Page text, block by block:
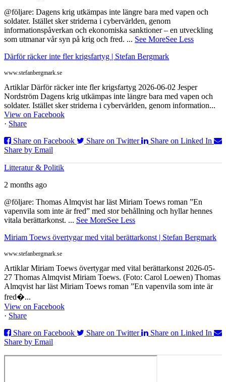
@följare: Dagens krig utkämpas inte längre bara med vapen och
soldater. Istället sker striderna i cybervärlden, genom
informationspåverkan och ekonomiska sanktioner – en utveckling
som utmanar vår syn på krig och fred. ... See MoreSee Less
Därför räcker inte fler krigsfartyg | Stefan Bergmark
www.stefanbergmark.se
Artiklar Därför räcker inte fler krigsfartyg 2026-06-02 Jesper
Nordström Dagens krig utkämpas inte längre bara med vapen och
soldater. Istället sker striderna i cybervärlden, genom information...
View on Facebook
· Share
Share on Facebook
Share on Twitter
Share on Linked In
Share by Email
Litteratur & Politik
2 months ago
@följare: Thomas Almqvist har läst Miriam Toews roman ”En
vapenvila som inte är fred” med stor behållning och hyllar hennes
vitala berättarkonst. ... See MoreSee Less
Miriam Toews övertygar med vital berättarkonst | Stefan Bergmark
www.stefanbergmark.se
Artiklar Miriam Toews övertygar med vital berättarkonst 2026-05-
27 Thomas Almqvist Miriam Toews. (Foto: Carol Loewen) Thomas
Almqvist har läst Miriam Toews roman ”En vapenvila som inte är
fred�...
View on Facebook
· Share
Share on Facebook
Share on Twitter
Share on Linked In
Share by Email